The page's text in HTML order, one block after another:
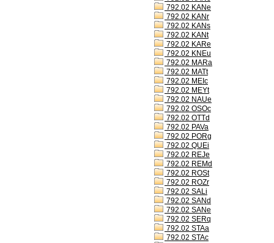
792.02 KANe
792.02 KANr
792.02 KANs
792.02 KANt
792.02 KARe
792.02 KNEu
792.02 MARa
792.02 MATt
792.02 MEIc
792.02 MEYt
792.02 NAUe
792.02 OSOc
792.02 OTTd
792.02 PAVa
792.02 PORg
792.02 QUEi
792.02 REJe
792.02 REMd
792.02 ROSt
792.02 ROZr
792.02 SALi
792.02 SANd
792.02 SANe
792.02 SERq
792.02 STAa
792.02 STAc